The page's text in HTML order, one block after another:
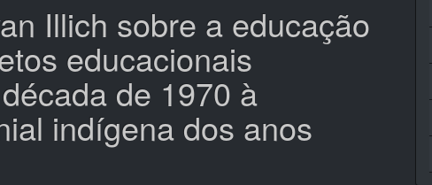
Illich sobre a educação
educacionais
de 1970 à
indígena dos anos